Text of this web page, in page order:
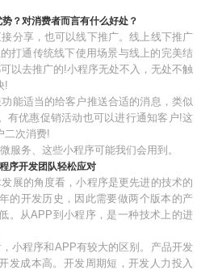
？对消费者而言有什么好处？
分享，也可以线下推广。线上线下推广
打通传统线下使用场景与线上的完美结
以去推广的!小程序无处不入，无处不触
!
能适当的给客户推送合适的消息，类似
有优惠促销活动也可以进行通知客户!这
二次消费!
服务、这些小程序可能我们会用到。
序开发团队轻松应对
展的角度看，小程序是更先进的技术的
的开发历史，因此需要做两个版本的产
。从APP到小程序，是一种技术上的进
小程序和APP有较大的区别。产品开发
发成本高。开发周期短，开发人力投入